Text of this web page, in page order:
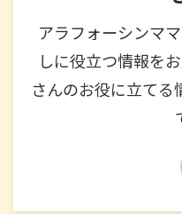
アラフォーシンマ
しに役立つ情報を
さんのお役に立て